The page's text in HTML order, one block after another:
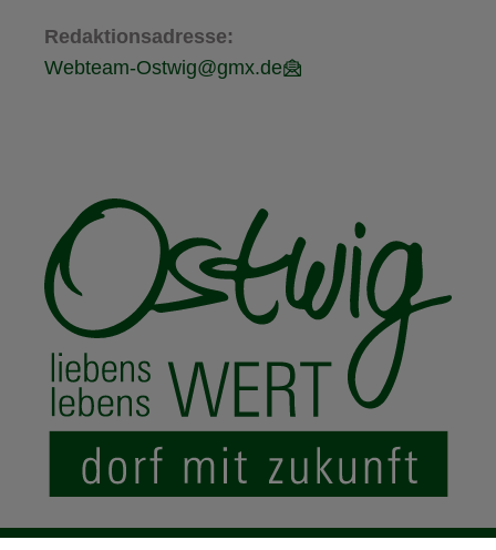
Redaktionsadresse:
Webteam-Ostwig@gmx.de